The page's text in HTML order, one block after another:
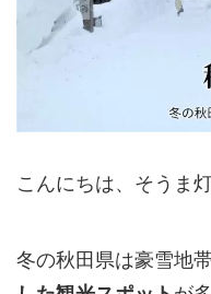
こんにちは、そうま灯
冬の秋田県は豪雪地